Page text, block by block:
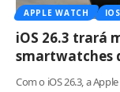
APPLE WATCH IOS
iOS 26.3 trará
smartwatches
Com o iOS 26.3, a